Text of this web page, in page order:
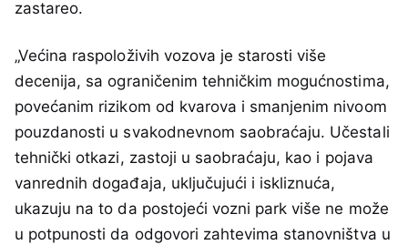
zastareo.
„Većina raspoloživih vozova je starosti više
decenija, sa ograničenim tehničkim mogućnostima,
povećanim rizikom od kvarova i smanjenim nivoom
pouzdanosti u svakodnevnom saobraćaju. Učestali
tehnički otkazi, zastoji u saobraćaju, kao i pojava
vanrednih događaja, uključujući i iskliznuća,
ukazuju na to da postojeći vozni park više ne može
u potpunosti da odgovori zahtevima stanovništva u